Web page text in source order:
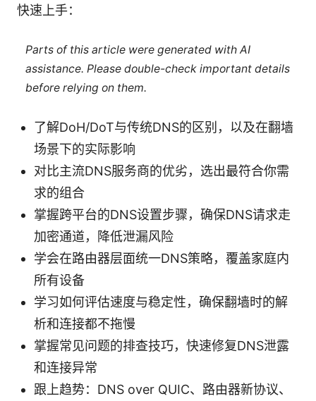
快速上手：
Parts of this article were generated with AI
assistance. Please double-check important details
before relying on them.
了解DoH/DoT与传统DNS的区别，以及在翻墙
场景下的实际影响
对比主流DNS服务商的优劣，选出最符合你需
求的组合
掌握跨平台的DNS设置步骤，确保DNS请求走
加密通道，降低泄漏风险
学会在路由器层面统一DNS策略，覆盖家庭内
所有设备
学习如何评估速度与稳定性，确保翻墙时的解
析和连接都不拖慢
掌握常见问题的排查技巧，快速修复DNS泄露
和连接异常
跟上趋势：DNS over QUIC、路由器新协议、